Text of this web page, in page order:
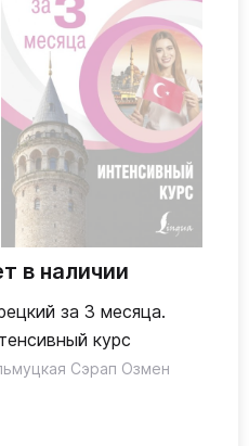
в наличии
за 3 месяца.
курс
Сэрап Озмен